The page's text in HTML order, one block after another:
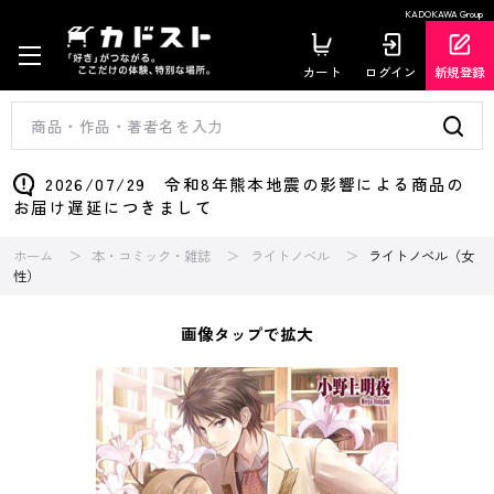
KADOKAWA Group
カート ログイン 新規登録
2026/07/29 令和8年熊本地震の影響による商品の
お届け遅延につきまして
ホーム 本・コミック・雑誌 ライトノベル
ライトノベル（女
性）
画像タップで拡大